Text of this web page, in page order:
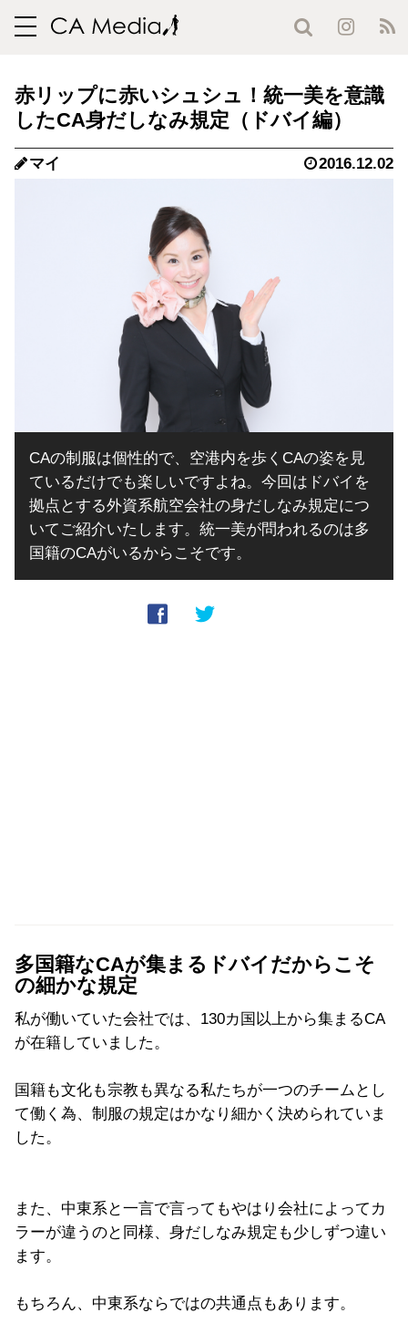
toggle
赤リップに赤いシュシュ！統一美を意識
したCA身だしなみ規定（ドバイ編）
マイ 2016.12.02
CAの制服は個性的で、空港内を歩くCAの姿を見
ているだけでも楽しいですよね。今回はドバイを
拠点とする外資系航空会社の身だしなみ規定につ
いてご紹介いたします。統一美が問われるのは多
国籍のCAがいるからこそです。
多国籍なCAが集まるドバイだからこそ
の細かな規定
私が働いていた会社では、130カ国以上から集まるCA
が在籍していました。
国籍も文化も宗教も異なる私たちが一つのチームとし
て働く為、制服の規定はかなり細かく決められていま
した。
また、中東系と一言で言ってもやはり会社によってカ
ラーが違うのと同様、身だしなみ規定も少しずつ違い
ます。
もちろん、中東系ならではの共通点もあります。